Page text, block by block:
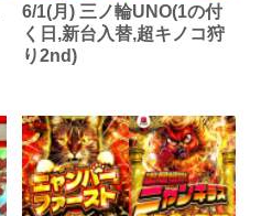
6/1(月) 三ノ輪UNO(1の付
く日,新台入替,超キノコ狩
り2nd)